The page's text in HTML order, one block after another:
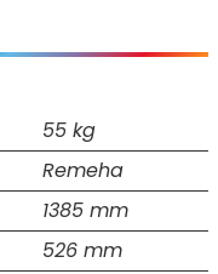
55 kg
Remeha
1385 mm
526 mm